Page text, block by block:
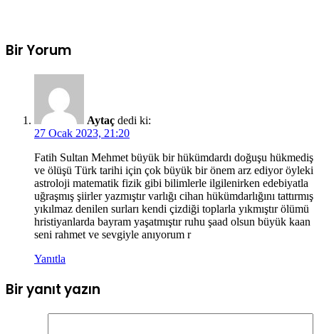
Bir Yorum
Aytaç dedi ki:
27 Ocak 2023, 21:20
Fatih Sultan Mehmet büyük bir hükümdardı doğuşu hükmediş
ve ölüşü Türk tarihi için çok büyük bir önem arz ediyor öyleki
astroloji matematik fizik gibi bilimlerle ilgilenirken edebiyatla
uğraşmış şiirler yazmıştır varlığı cihan hükümdarlığını tattırmış
yıkılmaz denilen surları kendi çizdiği toplarla yıkmıştır ölümü
hristiyanlarda bayram yaşatmıştır ruhu şaad olsun büyük kaan
seni rahmet ve sevgiyle anıyorum r
Yanıtla
Bir yanıt yazın